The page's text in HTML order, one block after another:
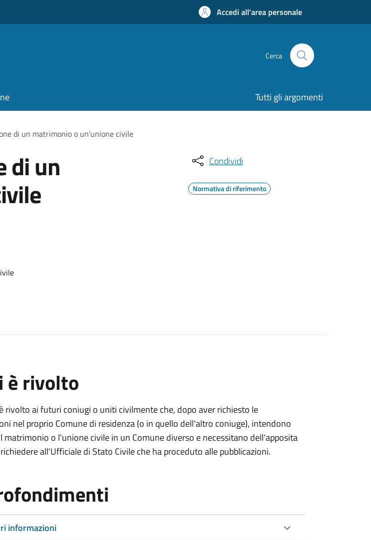
Accedi all'area personale
Cerca
Tutti gli argomenti
di un matrimonio o un'unione civile
di un Condividi
Normativa di riferimento
è rivolto
rivolto ai futuri coniugi o uniti civilmente che, dopo aver richiesto le
nel proprio Comune di residenza (o in quello dell'altro coniuge), intendono
matrimonio o l'unione civile in un Comune diverso e necessitano dell'apposita
all'Ufficiale di Stato Civile che ha proceduto alle pubblicazioni.
informazioni